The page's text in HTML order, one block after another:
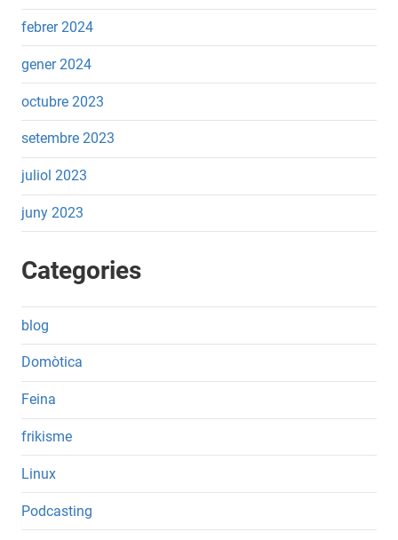
febrer 2024
gener 2024
octubre 2023
setembre 2023
juliol 2023
juny 2023
Categories
blog
Domòtica
Feina
frikisme
Linux
Podcasting